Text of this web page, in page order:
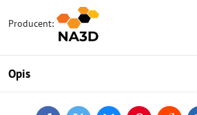
Producent:
Opis